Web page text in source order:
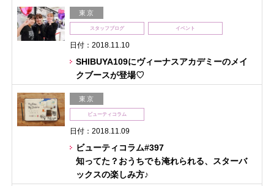
東京
スタッフブログ イベント
日付：2018.11.10
SHIBUYA109にヴィーナスアカデミーのメイ
クブースが登場♡
東京
ビューティコラム
日付：2018.11.09
ビューティコラム#397
知ってた？おうちでも淹れられる、スターバ
ックスの楽しみ方♪